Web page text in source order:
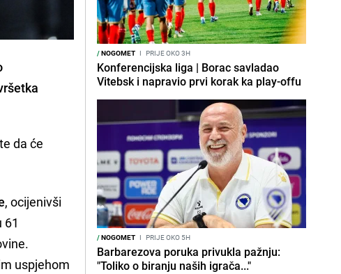
da će
, ocijenivši
61
uspjehom
/NOGOMET I PRIJE OKO 3H
Konferencijska liga | Borac savladao
Vitebsk i napravio prvi korak ka play-offu
/NOGOMET I PRIJE OKO 5H
Barbarezova poruka privukla pažnju:
"Toliko o biranju naših igrača..."